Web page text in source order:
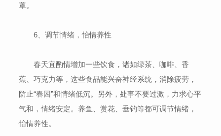
罩。
6、调节情绪，怡情养性
春天宜酌情增加一些饮食，诸如绿茶、咖啡、香
蕉、巧克力等，这些食品能兴奋神经系统，消除疲劳，
防止“春困”和情绪低沉。另外，处事不要过激，力求心平
气和，情绪安定。养鱼、赏花、垂钓等都可调节情绪，
怡情养性。